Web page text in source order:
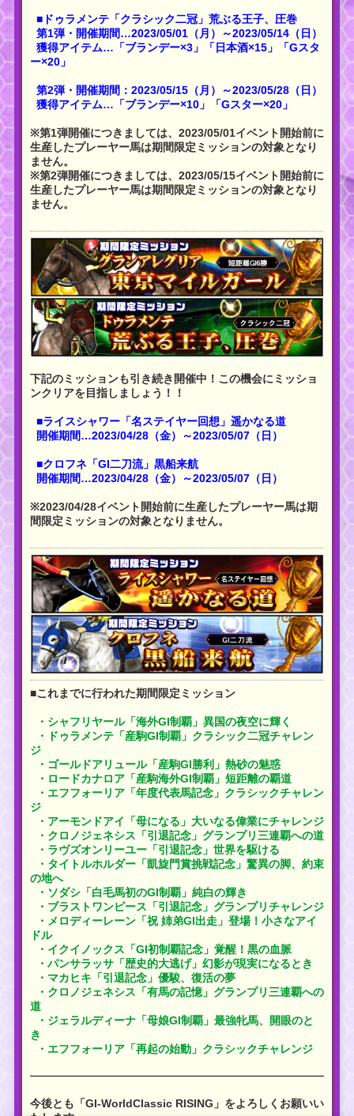
■ドゥラメンテ「クラシック二冠」荒ぶる王子、圧巻
第1弾・開催期間…2023/05/01（月）～2023/05/14（日）
獲得アイテム…「ブランデー×3」「日本酒×15」「Gスタ
ー×20」
第2弾・開催期間：2023/05/15（月）～2023/05/28（日）
獲得アイテム…「ブランデー×10」「Gスター×20」
※第1弾開催につきましては、2023/05/01イベント開始前に
生産したプレーヤー馬は期間限定ミッションの対象となり
ません。
※第2弾開催につきましては、2023/05/15イベント開始前に
生産したプレーヤー馬は期間限定ミッションの対象となり
ません。
下記のミッションも引き続き開催中！この機会にミッショ
ンクリアを目指しましょう！！
■ライスシャワー「名ステイヤー回想」遥かなる道
開催期間…2023/04/28（金）～2023/05/07（日）
■クロフネ「GI二刀流」黒船来航
開催期間…2023/04/28（金）～2023/05/07（日）
※2023/04/28イベント開始前に生産したプレーヤー馬は期
間限定ミッションの対象となりません。
■これまでに行われた期間限定ミッション
・シャフリヤール「海外GI制覇」異国の夜空に輝く
・ドゥラメンテ「産駒GI制覇」クラシック二冠チャレン
ジ
・ゴールドアリュール「産駒GI勝利」熱砂の魅惑
・ロードカナロア「産駒海外GI制覇」短距離の覇道
・エフフォーリア「年度代表馬記念」クラシックチャレン
ジ
・アーモンドアイ「母になる」大いなる偉業にチャレンジ
・クロノジェネシス「引退記念」グランプリ三連覇への道
・ラヴズオンリーユー「引退記念」世界を駆ける
・タイトルホルダー「凱旋門賞挑戦記念」驚異の脚、約束
の地へ
・ソダシ「白毛馬初のGI制覇」純白の輝き
・ブラストワンピース「引退記念」グランプリチャレンジ
・メロディーレーン「祝 姉弟GI出走」登場！小さなアイ
ドル
・イクイノックス「GI初制覇記念」覚醒！黒の血脈
・パンサラッサ「歴史的大逃げ」幻影が現実になるとき
・マカヒキ「引退記念」優駿、復活の夢
・クロノジェネシス「有馬の記憶」グランプリ三連覇への
道
・ジェラルディーナ「母娘GI制覇」最強牝馬、開眼のと
き
・エフフォーリア「再起の始動」クラシックチャレンジ
今後とも「GI-WorldClassic RISING」をよろしくお願いい